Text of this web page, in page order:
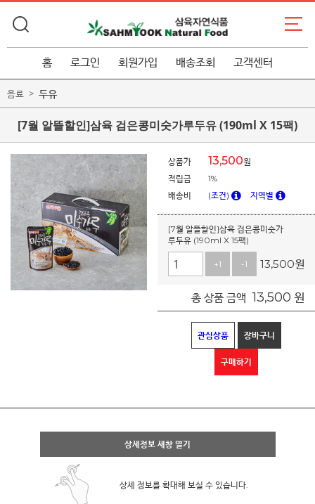
홈 로그인 회원가입 배송조회 고객센터
음료 두유
[7월 알뜰할인]삼육 검은콩미숫가루두유 (190ml X 15팩)
상품가 13,500원
적립금
1%
배송비
(조건) 지역별
[7월 알뜰할인]삼육 검은콩미숫가
루두유 (190ml X 15팩)
+1 -1 13,500원
총 상품 금액 13,500 원
관심상품 장바구니
구매하기
상세정보 새창 열기
상세 정보를 확대해 보실 수 있습니다.